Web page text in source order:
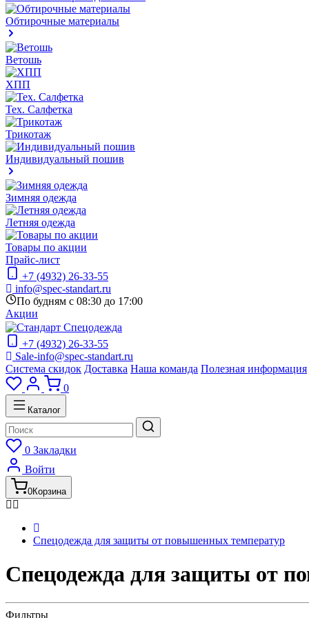
Обтирочные материалы
Ветошь
ХПП
Тех. Салфетка
Трикотаж
Индивидуальный пошив
Зимняя одежда
Летняя одежда
Товары по акции
Прайс-лист
+7 (4932) 26-33-55
info@spec-standart.ru
По будням с 08:30 до 17:00
Акции
+7 (4932) 26-33-55
Sale-info@spec-standart.ru
Система скидок Доставка Наша команда Полезная информация
0
Каталог
0 Закладки
Войти
0Корзина
Спецодежда для защиты от повышенных температур
Спецодежда для защиты от
Фильтры